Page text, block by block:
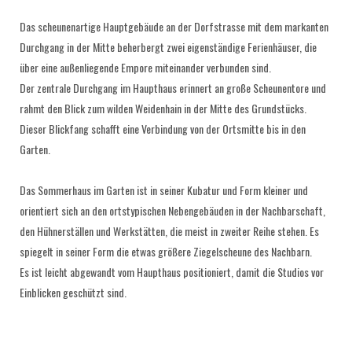
Das scheunenartige Hauptgebäude an der Dorfstrasse mit dem markanten
Durchgang in der Mitte beherbergt zwei eigenständige Ferienhäuser, die
über eine außenliegende Empore miteinander verbunden sind.
Der zentrale Durchgang im Haupthaus erinnert an große Scheunentore und
rahmt den Blick zum wilden Weidenhain in der Mitte des Grundstücks.
Dieser Blickfang schafft eine Verbindung von der Ortsmitte bis in den
Garten.
Das Sommerhaus im Garten ist in seiner Kubatur und Form kleiner und
orientiert sich an den ortstypischen Nebengebäuden in der Nachbarschaft,
den Hühnerställen und Werkstätten, die meist in zweiter Reihe stehen. Es
spiegelt in seiner Form die etwas größere Ziegelscheune des Nachbarn.
Es ist leicht abgewandt vom Haupthaus positioniert, damit die Studios vor
Einblicken geschützt sind.